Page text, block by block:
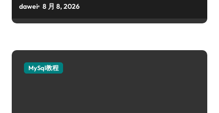
dawei 8 月 8, 2026
MySql教程